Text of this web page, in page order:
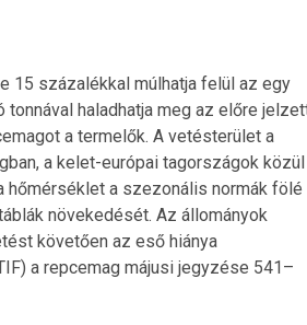
15 százalékkal múlhatja felül az egy
haladhatja meg az előre
a termelők. A vetésterület a
a kelet-európai tagországok közül
hőmérséklet a szezonális normák fölé
növekedését. Az állományok
követően az eső hiánya
a repcemag májusi jegyzése 541–